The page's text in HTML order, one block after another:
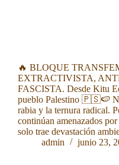
🔥 BLOQUE
EXTRACTIVISTA,
FASCISTA. Desde Kitu
pueblo Palestino 🇵🇸🍉
rabia y la ternura radical.
continúan amenazados
solo trae devastación
admin
junio 23,